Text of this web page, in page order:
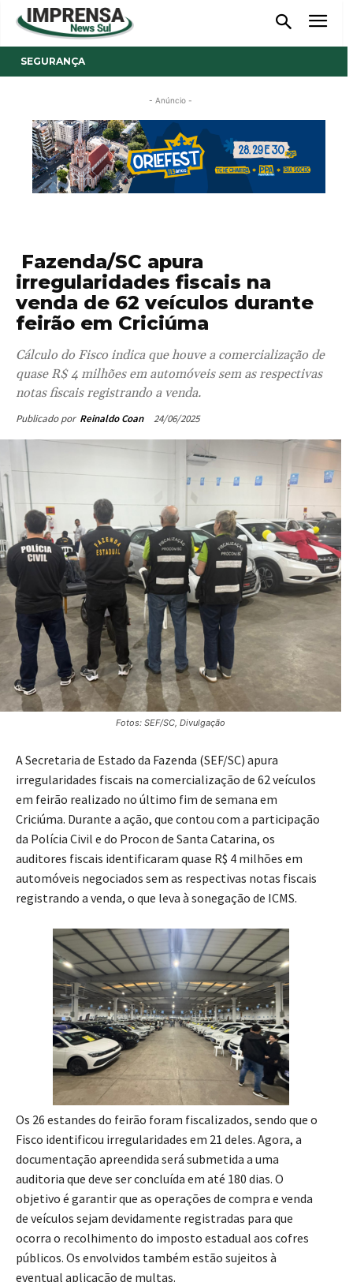
SEGURANÇA
- Anúncio -
Fazenda/SC apura
irregularidades fiscais na
venda de 62 veículos durante
feirão em Criciúma
Cálculo do Fisco indica que houve a comercialização de
quase R$ 4 milhões em automóveis sem as respectivas
notas fiscais registrando a venda.
Publicado por Reinaldo Coan 24/06/2025
Fotos: SEF/SC, Divulgação
A Secretaria de Estado da Fazenda (SEF/SC) apura
irregularidades fiscais na comercialização de 62 veículos
em feirão realizado no último fim de semana em
Criciúma. Durante a ação, que contou com a participação
da Polícia Civil e do Procon de Santa Catarina, os
auditores fiscais identificaram quase R$ 4 milhões em
automóveis negociados sem as respectivas notas fiscais
registrando a venda, o que leva à sonegação de ICMS.
Os 26 estandes do feirão foram fiscalizados, sendo que o
Fisco identificou irregularidades em 21 deles. Agora, a
documentação apreendida será submetida a uma
auditoria que deve ser concluída em até 180 dias. O
objetivo é garantir que as operações de compra e venda
de veículos sejam devidamente registradas para que
ocorra o recolhimento do imposto estadual aos cofres
públicos. Os envolvidos também estão sujeitos à
eventual aplicação de multas.